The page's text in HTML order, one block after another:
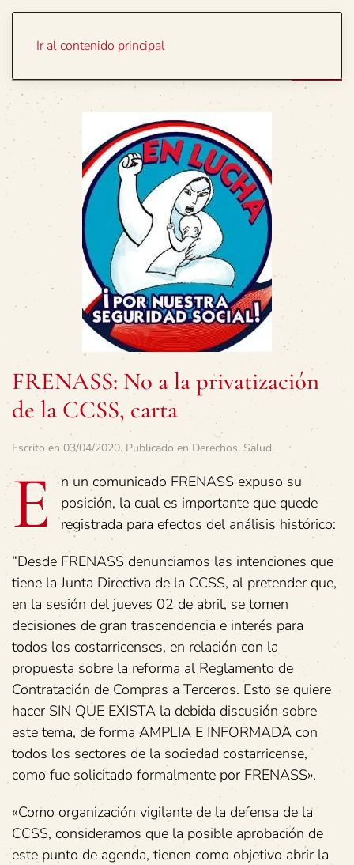
Ir al contenido principal
FRENASS: No a la privatización
de la CCSS, carta
Escrito en 03/04/2020. Publicado en Derechos, Salud.
E
n un comunicado FRENASS expuso su
posición, la cual es importante que quede
registrada para efectos del análisis histórico:
“Desde FRENASS denunciamos las intenciones que
tiene la Junta Directiva de la CCSS, al pretender que,
en la sesión del jueves 02 de abril, se tomen
decisiones de gran trascendencia e interés para
todos los costarricenses, en relación con la
propuesta sobre la reforma al Reglamento de
Contratación de Compras a Terceros. Esto se quiere
hacer SIN QUE EXISTA la debida discusión sobre
este tema, de forma AMPLIA E INFORMADA con
todos los sectores de la sociedad costarricense,
como fue solicitado formalmente por FRENASS».
«Como organización vigilante de la defensa de la
CCSS, consideramos que la posible aprobación de
este punto de agenda, tienen como objetivo abrir la